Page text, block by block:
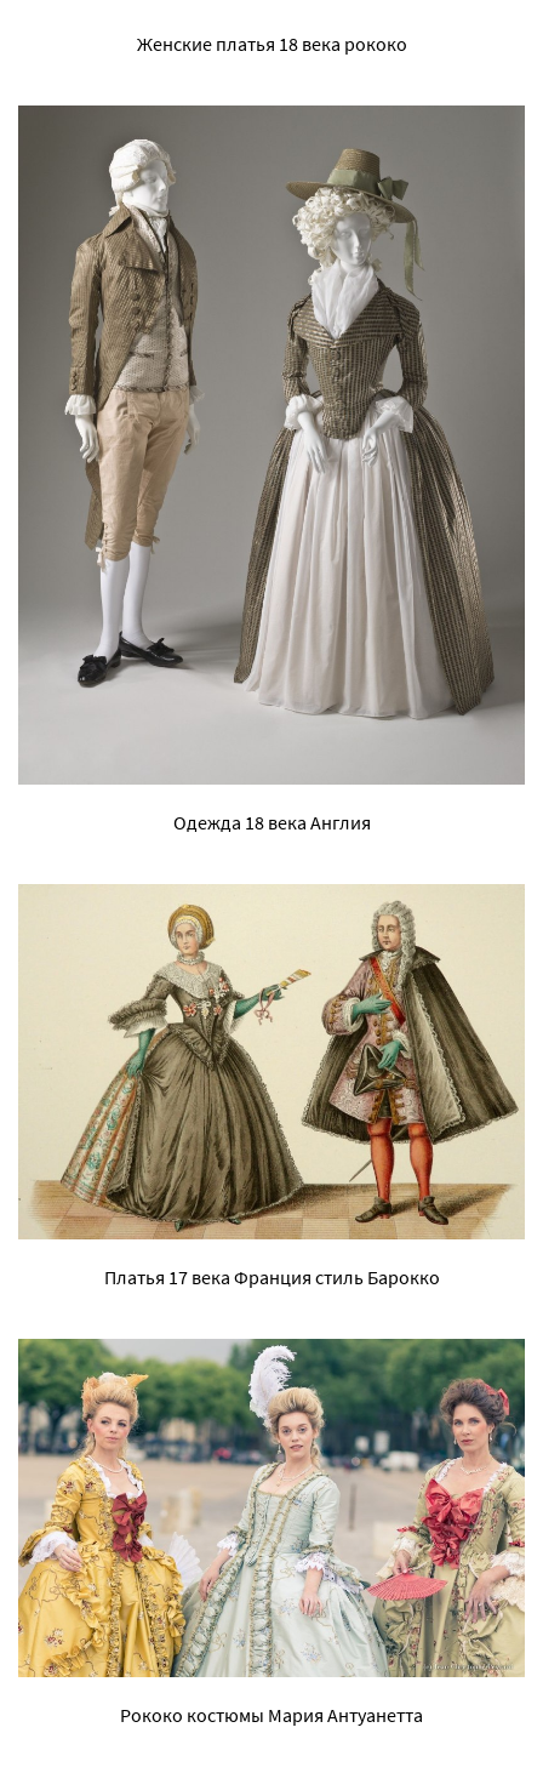
Женские платья 18 века рококо
Одежда 18 века Англия
Платья 17 века Франция стиль Барокко
Рококо костюмы Мария Антуанетта